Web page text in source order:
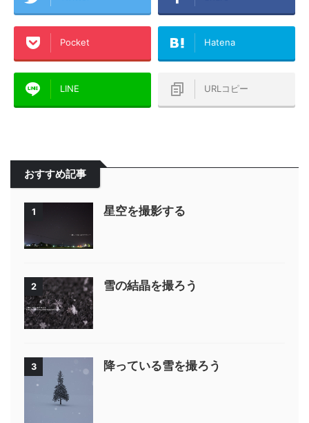
Pocket Hatena
LINE URLコピー
おすすめ記事
1 星空を撮影する
2 雪の結晶を撮ろう
3 降っている雪を撮ろう